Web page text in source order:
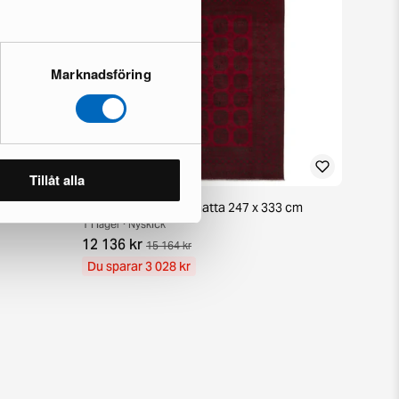
Marknadsföring
Tillåt alla
Aktscha orientalisk matta 247 x 333 cm
1 i lager · Nyskick
12 136 kr 15 164 kr
Du sparar 3 028 kr